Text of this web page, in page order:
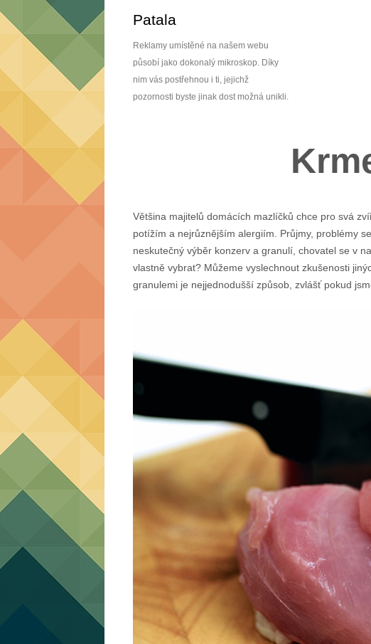
to
content
Patala
Reklamy umístěné na našem webu
působí jako dokonalý mikroskop. Díky
nim vás postřehnou i ti, jejichž
pozornosti byste jinak dost možná unikli.
Většina majitelů domácích mazlíčků chce pro svá
potížím a nejrůznějším alergiím. Průjmy, problémy
neskutečný výběr konzerv a granulí, chovatel se v
vlastně vybrat? Můžeme vyslechnout zkušenosti
granulemi je nejjednodušší způsob, zvlášť pokud